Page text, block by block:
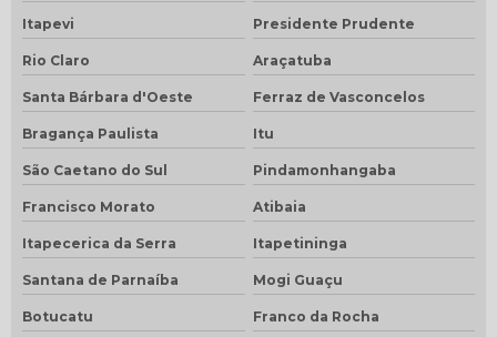
Itapevi Presidente Prudente
Rio Claro Araçatuba
Santa Bárbara d'Oeste Ferraz de Vasconcelos
Bragança Paulista Itu
São Caetano do Sul Pindamonhangaba
Francisco Morato Atibaia
Itapecerica da Serra Itapetininga
Santana de Parnaíba Mogi Guaçu
Botucatu Franco da Rocha